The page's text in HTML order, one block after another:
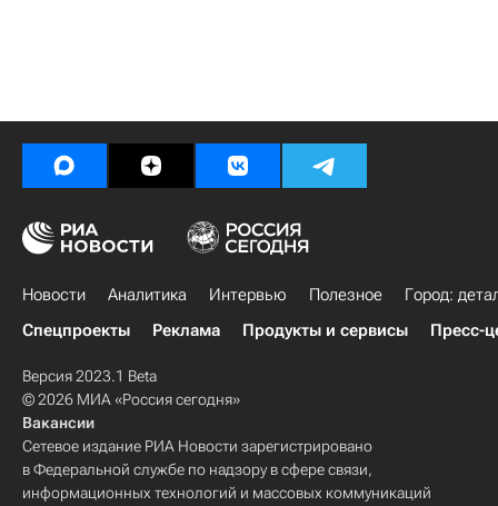
Новости Аналитика Интервью Полезное
Город:
Спецпроекты
Реклама Продукты и сервисы Пресс-
Версия 2023.1 Beta
© 2026 МИА «Россия сегодня»
Вакансии
Сетевое издание РИА Новости зарегистрировано
в Федеральной службе по надзору в сфере связи,
информационных технологий и массовых коммуникаций